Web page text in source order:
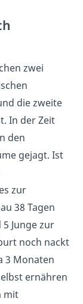
zwei
die zweite
In der Zeit
den
gejagt. Ist
zur
38 Tagen
Junge zur
noch nackt
3 Monaten
ernähren
mit